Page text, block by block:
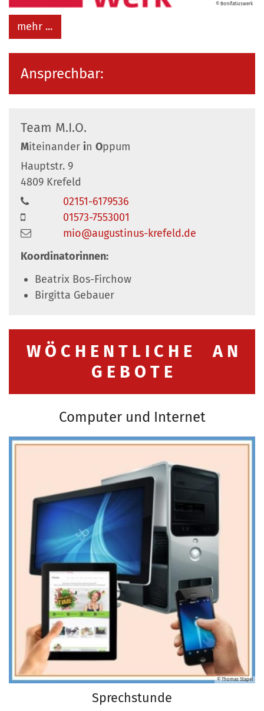
© Bonifatiuswerk
mehr ...
Ansprechbar:
Team M.I.O.
Miteinander in Oppum
Hauptstr. 9
4809 Krefeld
02151-6179536
01573-7553001
mio@augustinus-krefeld.de
Koordinatorinnen:
Beatrix Bos-Firchow
Birgitta Gebauer
W Ö C H E N T L I C H E A N
G E B O T E
Computer und Internet
© Thomas Stapel
Sprechstunde